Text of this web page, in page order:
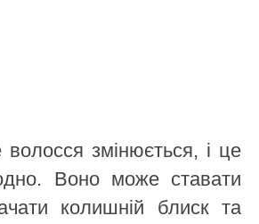
змінюється, і це
Воно може ставати
колишній блиск та